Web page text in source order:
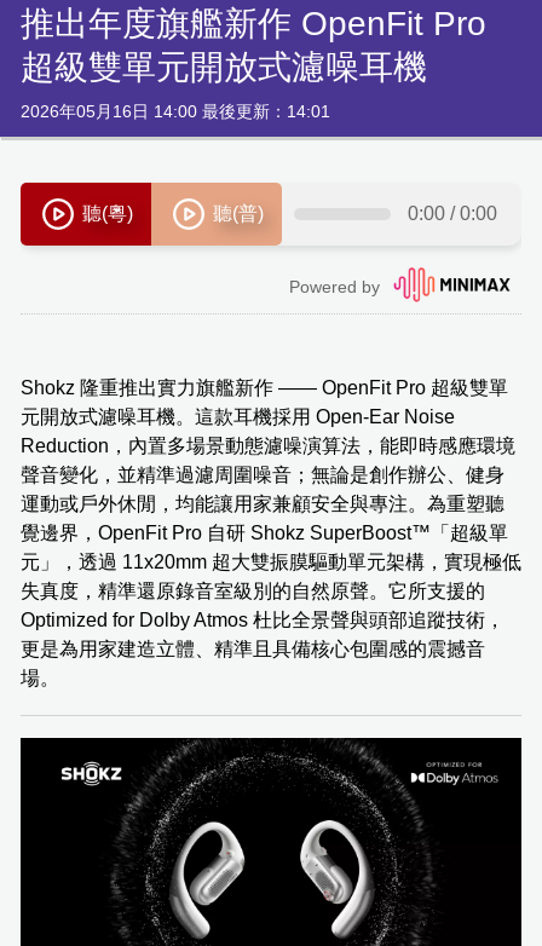
推出年度旗艦新作 OpenFit Pro
超級雙單元開放式濾噪耳機
2026年05月16日 14:00 最後更新：14:01
Shokz 隆重推出實力旗艦新作 —— OpenFit Pro 超級雙單
元開放式濾噪耳機。這款耳機採用 Open-Ear Noise
Reduction，內置多場景動態濾噪演算法，能即時感應環境
聲音變化，並精準過濾周圍噪音；無論是創作辦公、健身
運動或戶外休閒，均能讓用家兼顧安全與專注。為重塑聽
覺邊界，OpenFit Pro 自研 Shokz SuperBoost™️「超級單
元」，透過 11x20mm 超大雙振膜驅動單元架構，實現極低
失真度，精準還原錄音室級別的自然原聲。它所支援的
Optimized for Dolby Atmos 杜比全景聲與頭部追蹤技術，
更是為用家建造立體、精準且具備核心包圍感的震撼音
場。